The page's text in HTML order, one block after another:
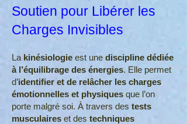
Soutien pour Libérer les
Charges Invisibles
La kinésiologie est une discipline dédiée
à l’équilibrage des énergies. Elle permet
d’identifier et de relâcher les charges
émotionnelles et physiques que l’on
porte malgré soi. À travers des tests
musculaires et des techniques